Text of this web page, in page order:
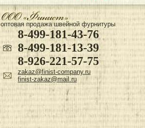
оптовая продажа швейной фурнитуры
8-499-181-43-76
8-499-181-13-39
8-926-221-57-75
zakaz@finist-company.ru
finist-zakaz@mail.ru